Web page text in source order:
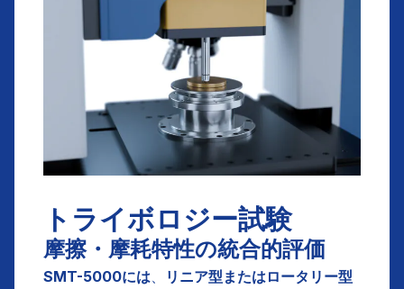
トライボロジー試験
摩擦・摩耗特性の統合的評価
SMT-5000には
リニア型またはロータリー型